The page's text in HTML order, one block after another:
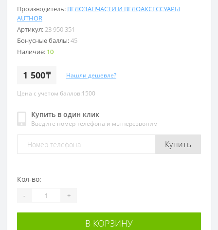
Производитель: ВЕЛОЗАПЧАСТИ И ВЕЛОАКСЕССУАРЫ
AUTHOR
Артикул:23 950 351
Бонусные баллы:45
Наличие: 10
1 500₸ Нашли дешевле?
Цена с учетом баллов:1500
Купить в один клик
Введите номер телефона и мы перезвоним
Купить
Кол-во:
- +
В КОРЗИНУ